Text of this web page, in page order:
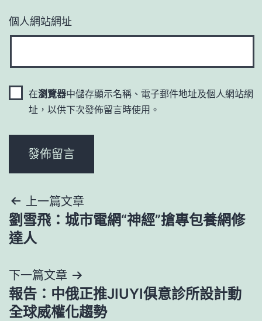
個人網站網址
在瀏覽器中儲存顯示名稱、電子郵件地址及個人網站網
址，以供下次發佈留言時使用。
文
章
覽
上一篇文章
劉雪飛：城市電網“神經”搶專包養網修
達人
下一篇文章
報告：中俄正推JIUYI俱意診所設計動
全球威權化趨勢